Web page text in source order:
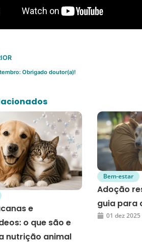
Obrigado doutor(a)!
e
o que são e
nutrição animal
Bem-estar
Adoção
guia para
01 dez 2025